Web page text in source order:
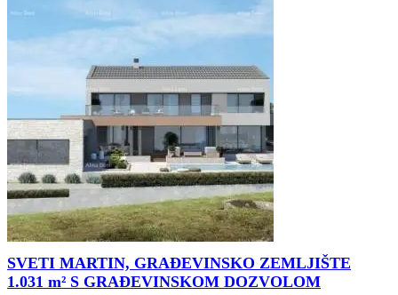
SVETI MARTIN, GRAĐEVINSKO ZEMLJIŠTE
1.031 m² S GRAĐEVINSKOM DOZVOLOM